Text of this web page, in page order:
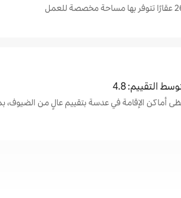
مخصصة للعمل
التقييم: 4.8
أماكن الإقامة في عدسة بتقييم عالٍ من الضيوف، بمتوسط